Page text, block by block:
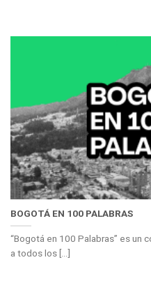
BOGOTÁ EN 100 PALABRAS
“Bogotá en 100 Palabras” es un
a todos los [...]